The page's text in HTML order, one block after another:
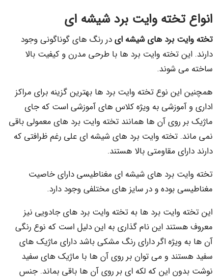
تخته وایت برد شیشه ای
برد های شیشه ایدر رنگ های گوناگونی وجود
تخته وایت برد ها با طرحی مدرن و کیفیت بالا
شوند.
نوع تخته وایت برد ها بهترین گزینه برای مراکز
آموزشی به ویژه کلاس های آموزشی است که جای
روی آن ها همانند تخته وایت برد های معمولی باقی
تخته وایت برد های شیشه ای علی رغم ظرافتی که
مقاومتی بالا هستند.
برد های شیشه ای مغناطیسی دارای خاصیت
بوده و در سایز های مختلفی وجود دارد.
وایت برد ها به تخته وایت برد های جادویی نیز
این نام گذاری به این دلیل است که نوع رنگی
ویژه اگر دارای رنگ مشکی باشد دارای ماژیک های
و می توان بر روی آن ها با ماژیک های سفید
این که لکه ای بر روی آن ها باقی بماند. جنس